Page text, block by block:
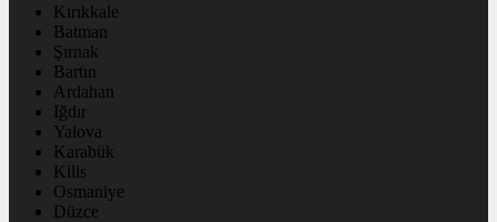
Kırıkkale
Batman
Şırnak
Bartın
Ardahan
Iğdır
Yalova
Karabük
Kilis
Osmaniye
Düzce